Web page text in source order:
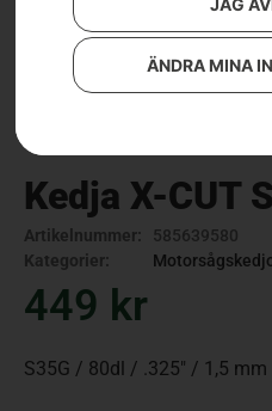
ÄNDRA MINA
Kedja X-CUT
Artikelnummer:
585639580
Kategorier:
449 kr
S35G / 80dl / .325″ / 1,5 mm